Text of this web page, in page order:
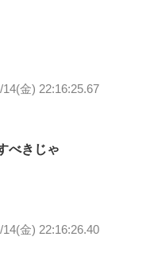
14(金) 22:16:25.67
べきじゃ
14(金) 22:16:26.40